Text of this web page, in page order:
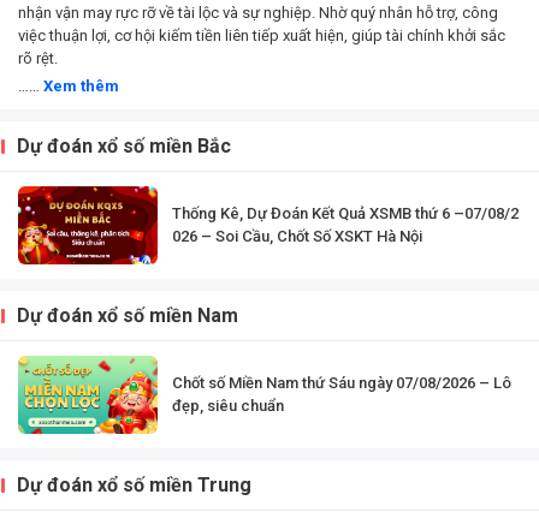
nhận vận may rực rỡ về tài lộc và sự nghiệp. Nhờ quý nhân hỗ trợ, công
việc thuận lợi, cơ hội kiếm tiền liên tiếp xuất hiện, giúp tài chính khởi sắc
rõ rệt.
Xem thêm
Dự đoán xổ số miền Bắc
Thống Kê, Dự Đoán Kết Quả XSMB thứ 6 –07/08/2
026 – Soi Cầu, Chốt Số XSKT Hà Nội
Dự đoán xổ số miền Nam
Chốt số Miền Nam thứ Sáu ngày 07/08/2026 – Lô
đẹp, siêu chuẩn
Dự đoán xổ số miền Trung